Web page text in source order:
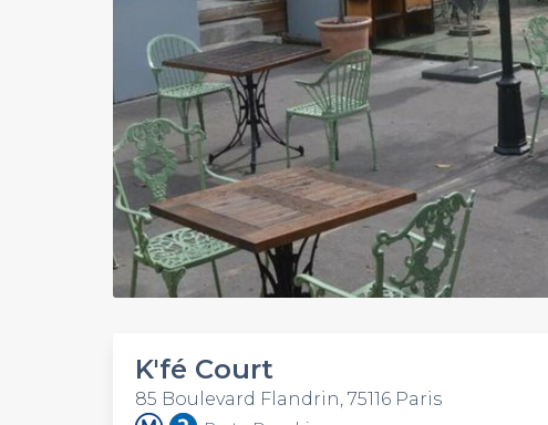
K'fé Court
85 Boulevard Flandrin, 75116 Paris